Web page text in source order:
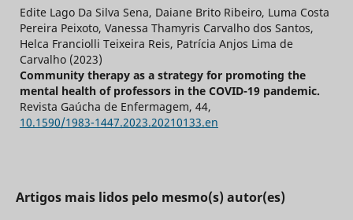
Edite Lago Da Silva Sena, Daiane Brito Ribeiro, Luma Costa
Pereira Peixoto, Vanessa Thamyris Carvalho dos Santos,
Helca Franciolli Teixeira Reis, Patrícia Anjos Lima de
Carvalho (2023)
Community therapy as a strategy for promoting the
mental health of professors in the COVID-19 pandemic.
Revista Gaúcha de Enfermagem, 44,
10.1590/1983-1447.2023.20210133.en
Artigos mais lidos pelo mesmo(s) autor(es)